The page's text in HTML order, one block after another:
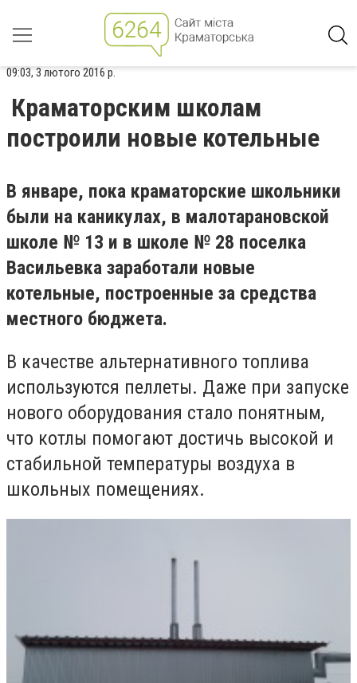
09:03, 3 лютого 2016 р.
Краматорским школам
построили новые котельные
В январе, пока краматорские школьники
были на каникулах, в малотарановской
школе № 13 и в школе № 28 поселка
Васильевка заработали новые
котельные, построенные за средства
местного бюджета.
В качестве альтернативного топлива
используются пеллеты. Даже при запуске
нового оборудования стало понятным,
что котлы помогают достичь высокой и
стабильной температуры воздуха в
школьных помещениях.